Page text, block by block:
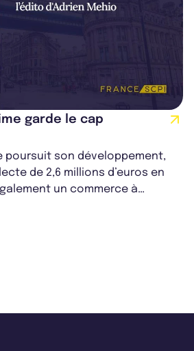
garde le cap
poursuit son développement,
de 2,6 millions d’euros en
un commerce à
plateforme logisti...